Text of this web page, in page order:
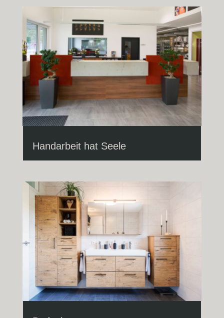
Handarbeit hat Seele